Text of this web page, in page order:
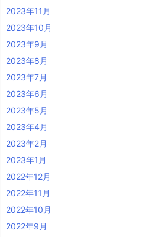
2023年11月
2023年10月
2023年9月
2023年8月
2023年7月
2023年6月
2023年5月
2023年4月
2023年2月
2023年1月
2022年12月
2022年11月
2022年10月
2022年9月